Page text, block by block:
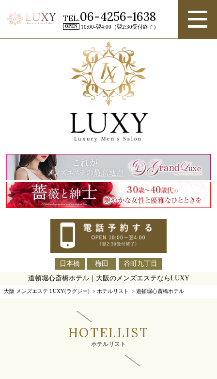
TEL.06-4256-1638
OPEN 10:00-翌4:00（翌2:30受付終了）
日本橋 梅田
谷町九丁目
道頓堀心斎橋ホテル｜大阪のメンズエステならLUXY
大阪 メンズエステ LUXY(ラグジー) > ホテルリスト > 道頓堀心斎橋ホテル
HOTELLIST
ホテルリスト